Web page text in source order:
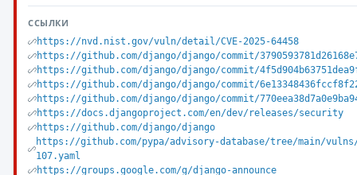
ССЫЛКИ
https://nvd.nist.gov/vuln/detail/CVE-2025-64458
https://github.com/django/django/commit/
https://github.com/django/django/commit/
https://github.com/django/django/commit/
https://github.com/django/django/commit/
https://docs.djangoproject.com/en/dev/releases/security
https://github.com/django/django
https://github.com/pypa/advisory-database/tree/main/vulns/
107.yaml
https://groups.google.com/g/django-announce